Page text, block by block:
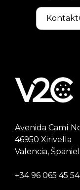
Avenida Camí
46950 Xirivella
Valencia,
+34 96 065 45 54